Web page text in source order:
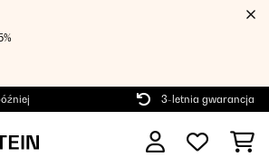
3-letnia gwarancja